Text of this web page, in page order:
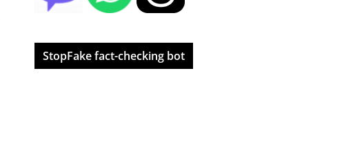
StopFake fact-checking bot